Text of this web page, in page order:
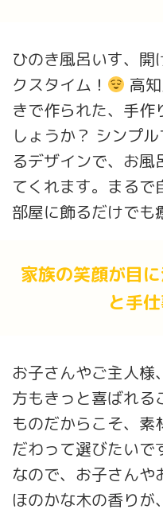
ひのき風呂いす、開
クスタイム！
高
きで作られた、手作
しょうか？ シンプ
るデザインで、お風
てくれます。まるで
部屋に飾るだけでも
家族の笑顔が目
と手
お子さんやご主人様
方もきっと喜ばれる
ものだからこそ、素
だわって選びたいで
なので、お子さんや
ほのかな木の香りが